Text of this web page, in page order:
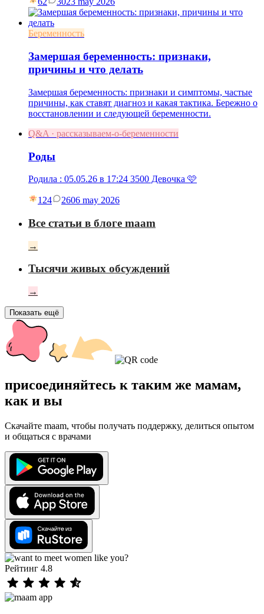
Беременность
Замершая беременность: признаки,
причины и что делать
Замершая беременность: признаки и симптомы, частые
причины, как ставят диагноз и какая тактика. Бережно о
восстановлении и следующей беременности.
Q&A · рассказываем-о-беременности
Роды
Родила : 05.05.26 в 17:24 3500 Девочка 🩷
124 2606 may 2026
Все статьи в блоге maam
→
Тысячи живых обсуждений
→
Показать ещё
присоединяйтесь к таким же мамам,
как и вы
Скачайте maam, чтобы получать поддержку, делиться опытом
и общаться с врачами
Рейтинг 4.8